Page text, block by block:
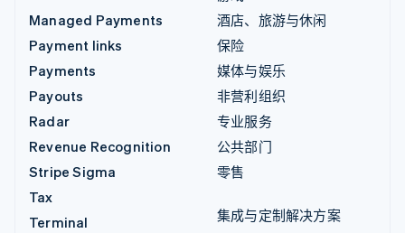
Managed Payments
Payment links
Payments
Payouts
Radar
Revenue Recognition
Stripe Sigma
Tax
Terminal
酒店、旅游与休闲
保险
媒体与娱乐
非营利组织
专业服务
公共部门
零售
集成与定制解决方案